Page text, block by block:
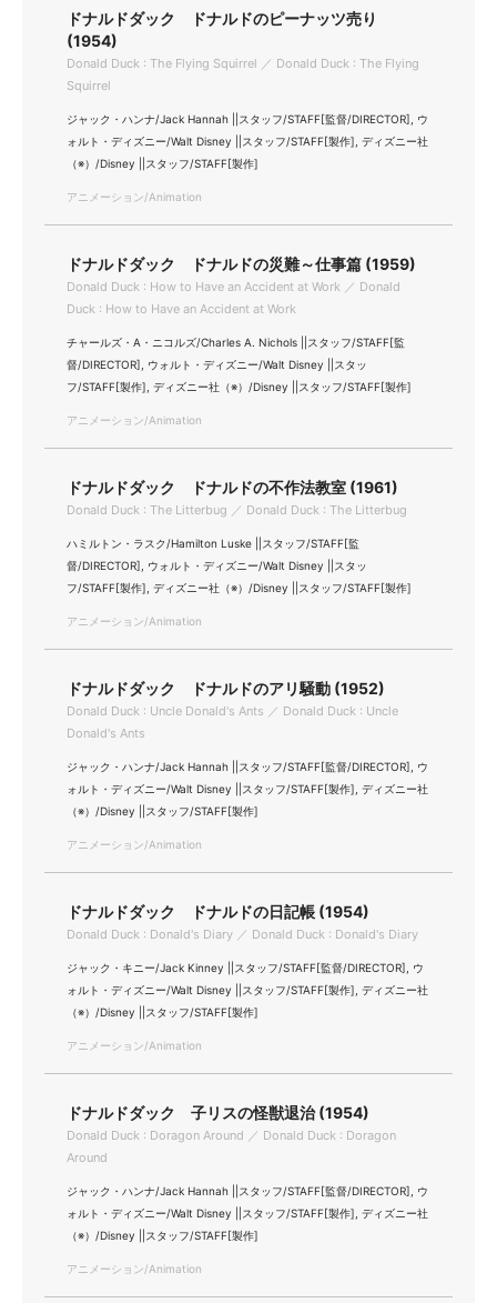
ドナルドダック ドナルドのピーナッツ売り
(1954)
Donald Duck : The Flying Squirrel ／ Donald Duck : The Flying
Squirrel
ジャック・ハンナ/Jack Hannah ||スタッフ/STAFF[監督/DIRECTOR], ウ
ォルト・ディズニー/Walt Disney ||スタッフ/STAFF[製作], ディズニー社
（※）/Disney ||スタッフ/STAFF[製作]
アニメーション/Animation
ドナルドダック ドナルドの災難～仕事篇 (1959)
Donald Duck : How to Have an Accident at Work ／ Donald
Duck : How to Have an Accident at Work
チャールズ・A・ニコルズ/Charles A. Nichols ||スタッフ/STAFF[監
督/DIRECTOR], ウォルト・ディズニー/Walt Disney ||スタッ
フ/STAFF[製作], ディズニー社（※）/Disney ||スタッフ/STAFF[製作]
アニメーション/Animation
ドナルドダック ドナルドの不作法教室 (1961)
Donald Duck : The Litterbug ／ Donald Duck : The Litterbug
ハミルトン・ラスク/Hamilton Luske ||スタッフ/STAFF[監
督/DIRECTOR], ウォルト・ディズニー/Walt Disney ||スタッ
フ/STAFF[製作], ディズニー社（※）/Disney ||スタッフ/STAFF[製作]
アニメーション/Animation
ドナルドダック ドナルドのアリ騒動 (1952)
Donald Duck : Uncle Donald's Ants ／ Donald Duck : Uncle
Donald's Ants
ジャック・ハンナ/Jack Hannah ||スタッフ/STAFF[監督/DIRECTOR], ウ
ォルト・ディズニー/Walt Disney ||スタッフ/STAFF[製作], ディズニー社
（※）/Disney ||スタッフ/STAFF[製作]
アニメーション/Animation
ドナルドダック ドナルドの日記帳 (1954)
Donald Duck : Donald's Diary ／ Donald Duck : Donald's Diary
ジャック・キニー/Jack Kinney ||スタッフ/STAFF[監督/DIRECTOR], ウ
ォルト・ディズニー/Walt Disney ||スタッフ/STAFF[製作], ディズニー社
（※）/Disney ||スタッフ/STAFF[製作]
アニメーション/Animation
ドナルドダック 子リスの怪獣退治 (1954)
Donald Duck : Doragon Around ／ Donald Duck : Doragon
Around
ジャック・ハンナ/Jack Hannah ||スタッフ/STAFF[監督/DIRECTOR], ウ
ォルト・ディズニー/Walt Disney ||スタッフ/STAFF[製作], ディズニー社
（※）/Disney ||スタッフ/STAFF[製作]
アニメーション/Animation